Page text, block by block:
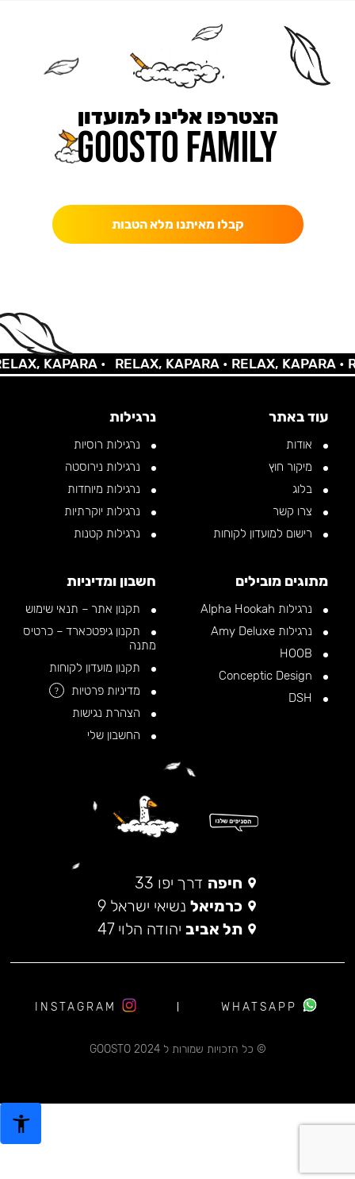
הצטרפו אלינו למועדון
קבלו מאיתנו מלא הטבות
KAPARA • RELAX, KAPARA •RELAX, KAPARA •
עוד באתר
אודות
מיקור חוץ
בלוג
צרו קשר
רישום למועדון לקוחות
נרגילות
נרגילות רוסיות
נרגילות נירוסטה
נרגילות מיוחדות
נרגילות יוקרתיות
נרגילות קטנות
מתוגים מובילים
נרגילות Alpha Hookah
נרגילות Amy Deluxe
חשבון ומדיניות
תקנון אתר – תנאי שימוש
תקנון גיפטכארד – כרטיס
מתנה
תקנון מועדון לקוחות
מדיניות פרטיות
?
הצהרת נגישות
החשבון שלי
חיפה דרך יפו 33
כרמיאל נשיאי ישראל 9
תל אביב יהודה הלוי 47
© כל הזכויות שמורות ל 2024 GOOSTO
WHATSAPP
INSTAGRAM